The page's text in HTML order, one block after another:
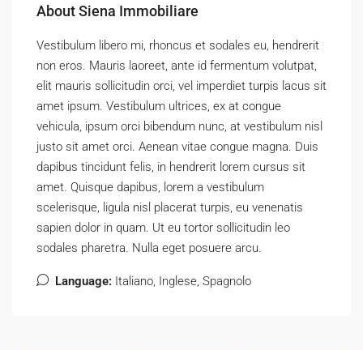
About Siena Immobiliare
Vestibulum libero mi, rhoncus et sodales eu, hendrerit
non eros. Mauris laoreet, ante id fermentum volutpat,
elit mauris sollicitudin orci, vel imperdiet turpis lacus sit
amet ipsum. Vestibulum ultrices, ex at congue
vehicula, ipsum orci bibendum nunc, at vestibulum nisl
justo sit amet orci. Aenean vitae congue magna. Duis
dapibus tincidunt felis, in hendrerit lorem cursus sit
amet. Quisque dapibus, lorem a vestibulum
scelerisque, ligula nisl placerat turpis, eu venenatis
sapien dolor in quam. Ut eu tortor sollicitudin leo
sodales pharetra. Nulla eget posuere arcu.
Language: Italiano, Inglese, Spagnolo